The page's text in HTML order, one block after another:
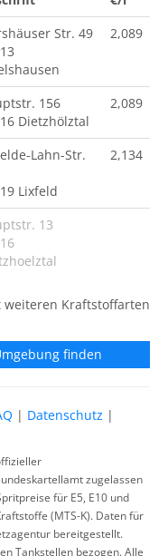
Str. 49
2,089
156
Dietzhölztal
2,089
Lahn-Str.
Lixfeld
2,134
13
weiteren Kraftstoffarten
finden
| Datenschutz |
zugelassen
für E5, E10 und
(MTS-K). Daten für
bereitgestellt.
Tankstellen bezogen. Alle